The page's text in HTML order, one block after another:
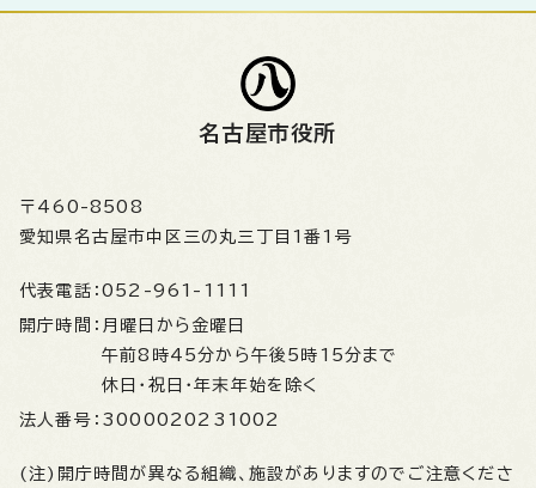
名古屋市役所
〒460-8508
愛知県名古屋市中区三の丸三丁目1番1号
代表電話： 052-961-1111
開庁時間： 月曜日から金曜日
午前8時45分から午後5時15分まで
休日・祝日・年末年始を除く
法人番号： 3000020231002
(注)開庁時間が異なる組織、施設がありますのでご注意くださ